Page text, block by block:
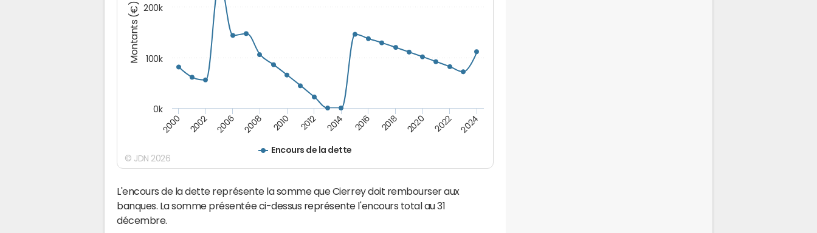
Montants (€)
Encours de la dette
2000 2002 2006 2008 2010 2012 2014 2016 2018 2020 2022 2024
0k
100k
200k
© JDN 2026
L'encours de la dette représente la somme que Cierrey doit rembourser aux
banques. La somme présentée ci-dessus représente l'encours total au 31
décembre.